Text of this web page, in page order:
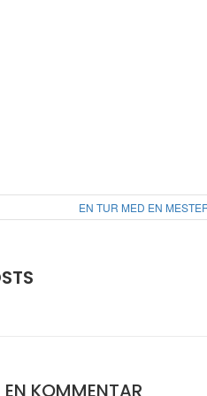
EN TUR MED EN
KOMMENTAR